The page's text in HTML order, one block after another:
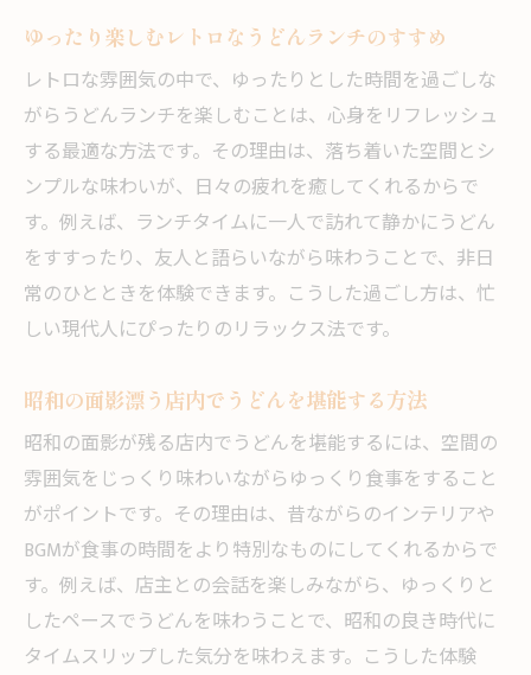
家族の団らんにぴったりなうどんランチの
世代を超えて愛されるうどんの理由を探る
家族で作るうどんの思い出とその楽しみ方
懐かしさ漂う祇園町のうどん文化
祇園町に根付くうどん文化の歴史をたどる
懐かしさあふれるうどんの味と食卓の光景
伝統が息づく祇園町のうどん作りのこだわ
り
昭和から続く祇園町のうどん伝承を知る
今治祇園町で感じる郷土うどんの温もり
森とうどんが織りなす癒しの食卓へ
森の静寂とともに味わう癒しのうどん時間
自然の恵みを感じる祇園町うどんの楽しみ
方
うどんと森の調和が生み出す特別な食体験
ゆったり楽しむレトロなうどんランチのすすめ
レトロな雰囲気の中で、ゆったりとした時間を過ごしな
がらうどんランチを楽しむことは、心身をリフレッシュ
する最適な方法です。その理由は、落ち着いた空間とシ
ンプルな味わいが、日々の疲れを癒してくれるからで
す。例えば、ランチタイムに一人で訪れて静かにうどん
をすすったり、友人と語らいながら味わうことで、非日
常のひとときを体験できます。こうした過ごし方は、忙
しい現代人にぴったりのリラックス法です。
昭和の面影漂う店内でうどんを堪能する方法
昭和の面影が残る店内でうどんを堪能するには、空間の
雰囲気をじっくり味わいながらゆっくり食事をすること
がポイントです。その理由は、昔ながらのインテリアや
BGMが食事の時間をより特別なものにしてくれるからで
す。例えば、店主との会話を楽しみながら、ゆっくりと
したペースでうどんを味わうことで、昭和の良き時代に
タイムスリップした気分を味わえます。こうした体験